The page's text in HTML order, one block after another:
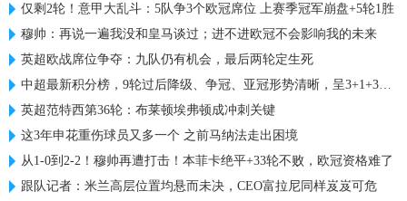
仅剩2轮！意甲大乱斗：5队争3个欧冠席位 上赛季冠军崩盘+5轮1胜
穆帅：再说一遍我没和皇马谈过；进不进欧冠不会影响我的未来
英超欧战席位争夺：九队仍有机会，最后两轮定生死
中超最新积分榜，9轮过后降级、争冠、亚冠形势清晰，呈3+1+3格局
英超范特西第36轮：布莱顿埃弗顿成冲刺关键
这3年申花重伤球员又多一个 之前马纳法走出困境
从1-0到2-2！穆帅再遭打击！本菲卡绝平+33轮不败，欧冠资格难了
跟队记者：米兰高层位置均悬而未决，CEO富拉尼同样岌岌可危